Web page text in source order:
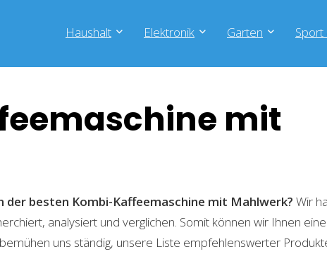
Haushalt Elektronik Garten Sport
mit
der besten Kombi-Kaffeemaschine mit Mahlwerk? Wir
analysiert und verglichen. Somit können wir Ihnen
uns ständig, unsere Liste empfehlenswerter